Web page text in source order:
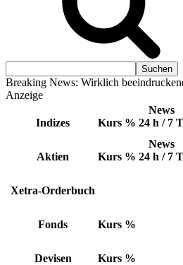
Breaking News: Wirklich
Anzeige
Indizes Kurs %
News
24 h / 7 T
Aktien Kurs %
News
24 h / 7 T
Xetra-Orderbuch
Fonds Kurs %
Devisen Kurs %